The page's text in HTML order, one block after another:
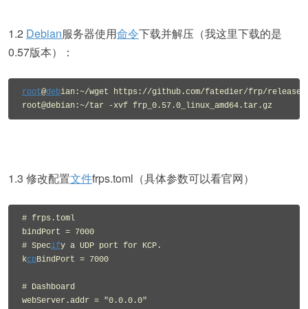
1.2 Debian服务器使用命令下载并解压（我这里下载的是
0.57版本）：
root@debian:~/wget https://github.com/fatedier/frp/releases/
root@debian:~/tar -xvf frp_0.57.0_linux_amd64.tar.gz
1.3 修改配置文件frps.toml（具体参数可以看官网）
# frps.toml
bindPort = 7000
# Specify a UDP port for KCP.
kcpBindPort = 7000
# Dashboard
webServer.addr = "0.0.0.0"